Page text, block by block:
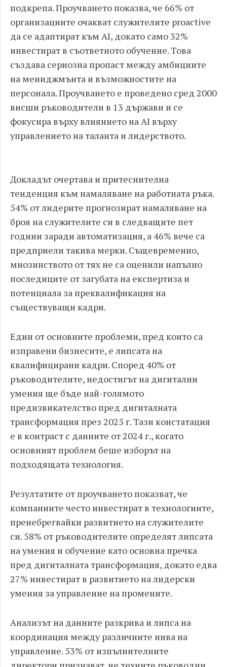
подкрепа. Проучването показва, че 66% от
организациите очакват служителите proactive
да се адаптират към AI, докато само 32%
инвестират в съответното обучение. Това
създава сериозна пропаст между амбициите
на мениджмънта и възможностите на
персонала. Проучването е проведено сред 2000
висши ръководители в 13 държави и се
фокусира върху влиянието на AI върху
управлението на таланта и лидерството.
Докладът очертава и притеснителна
тенденция към намаляване на работната ръка.
54% от лидерите прогнозират намаляване на
броя на служителите си в следващите пет
години заради автоматизация, а 46% вече са
предприели такива мерки. Същевременно,
мнозинството от тях не са оценили напълно
последиците от загубата на експертиза и
потенциала за преквалификация на
съществуващи кадри.
Един от основните проблеми, пред които са
изправени бизнесите, е липсата на
квалифицирани кадри. Според 40% от
ръководителите, недостигът на дигитални
умения ще бъде най-голямото
предизвикателство пред дигиталната
трансформация през 2025 г. Тази констатация
е в контраст с данните от 2024 г., когато
основният проблем беше изборът на
подходящата технология.
Резултатите от проучването показват, че
компаниите често инвестират в технологиите,
пренебрегвайки развитието на служителите
си. 58% от ръководителите определят липсата
на умения и обучение като основна пречка
пред дигиталната трансформация, докато едва
27% инвестират в развитието на лидерски
умения за управление на промените.
Анализът на данните разкрива и липса на
координация между различните нива на
управление. 53% от изпълнителните